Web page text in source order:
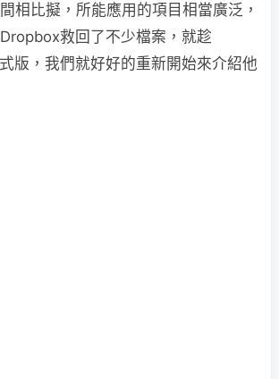
相比擬，所能應用的項目相當廣泛，
救回了不少檔案，就趁
版，我們就好好的重新開始來介紹他